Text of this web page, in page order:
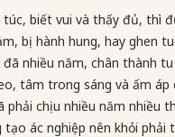
biết vui và thấy đủ, thì
bị hành hung, hay ghen
nhiều năm, chân thành
tâm trong sáng và ấm
phải chịu nhiều năm nhiều
tạo ác nghiệp nên khỏi